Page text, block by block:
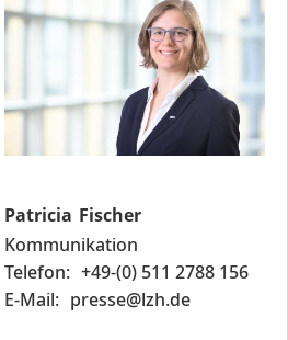
Patricia Fischer
Kommunikation
+49-(0) 511 2788 156
presse@lzh.de